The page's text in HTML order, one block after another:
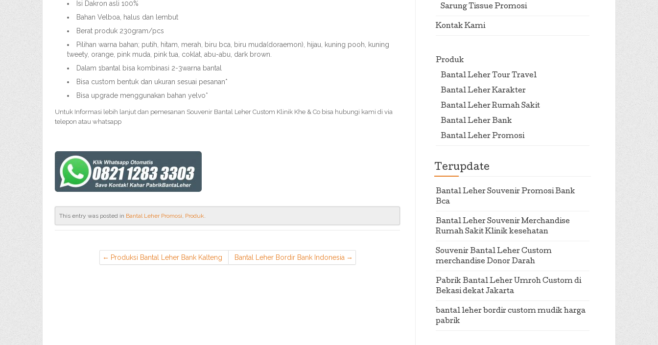
Isi Dakron asli 100%
Bahan Velboa, halus dan lembut
Berat produk 230gram/pcs
Pilihan warna bahan; putih, hitam, merah, biru bca, biru muda(doraemon), hijau, kuning pooh, kuning
tweety, orange, pink muda, pink tua, coklat, abu-abu, dark brown.
Dalam 1bantal bisa kombinasi 2-3warna bantal
Bisa custom bentuk dan ukuran sesuai pesanan*
Bisa upgrade menggunakan bahan yelvo*
Untuk Informasi lebih lanjut dan pemesanan Souvenir Bantal Leher Custom Klinik Khe & Co bisa hubungi kami di via
telepon atau whatsapp
This entry was posted in Bantal Leher Promosi, Produk.
Produksi Bantal Leher Bank Kalteng Bantal Leher Bordir Bank Indonesia
Sarung Tissue Promosi
Kontak Kami
Produk
Bantal Leher Tour Travel
Bantal Leher Karakter
Bantal Leher Rumah Sakit
Bantal Leher Bank
Bantal Leher Promosi
Terupdate
Bantal Leher Souvenir Promosi Bank
Bca
Bantal Leher Souvenir Merchandise
Rumah Sakit Klinik kesehatan
Souvenir Bantal Leher Custom
merchandise Donor Darah
Pabrik Bantal Leher Umroh Custom di
Bekasi dekat Jakarta
bantal leher bordir custom mudik harga
pabrik